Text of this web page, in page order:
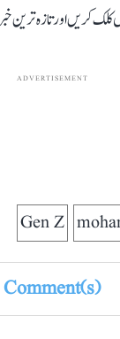
کلک کریں اور تازہ
ADVERTISEMENT
Gen Z
Comment(s)